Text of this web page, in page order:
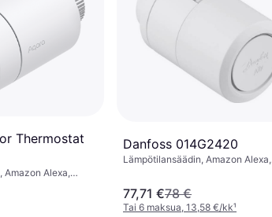
Thermostat
Amazon Alexa,
Danfoss 014G2420
Lämpötilansäädin, Amazon Alexa,
77,71 €78 €
Tai 6 maksua, 13,58 €/kk¹